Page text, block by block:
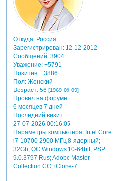
Откуда:Россия
Зарегистрирован: 12-12-2012
Сообщений:3904
Уважение: +5791
Позитив: +3886
Пол:Женский
Возраст:56 [1969-09-09]
Провел на форуме:
6 месяцев 7 дней
Последний визит:
27-07-2026 00:16:05
Параметры компьютера:Intel Core
i7-10700 2900 МГц 8-ядерный;
32Gb; ОС Windows 10-64bit; PSP
9.0.3797 Rus; Adobe Master
Collection СС; iClone-7